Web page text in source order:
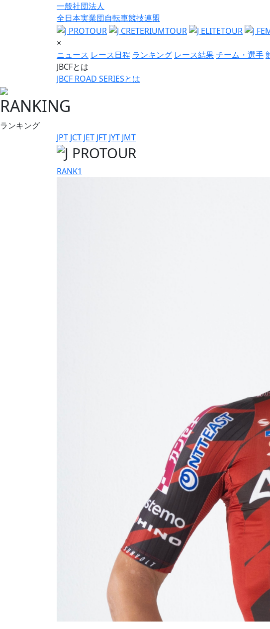
一般社団法人
全日本実業団自転車競技連盟
×
ニュース レース日程 ランキング レース結果チーム・選手
JBCFとは
JBCF ROAD SERIESとは
RANKING
ランキング
JPT JCT JET JFT JYT JMT
RANK1